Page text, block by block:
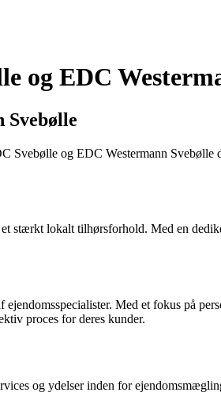
og EDC
Svebølle
Svebølle og EDC Westermann
stærkt lokalt tilhørsforhold. Med en
Med et fokus på
proces for deres kunder.
og ydelser inden for